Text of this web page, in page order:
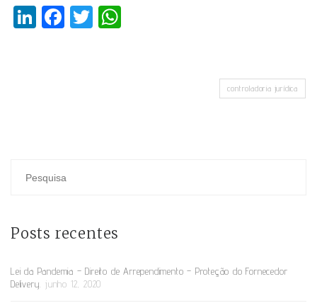
LinkedIn
Facebook
Twitter
controladoria jurídica
Posts recentes
Lei da Pandemia – Direito de Arrependimento – Proteção do Fornecedor
Delivery. junho 12, 2020